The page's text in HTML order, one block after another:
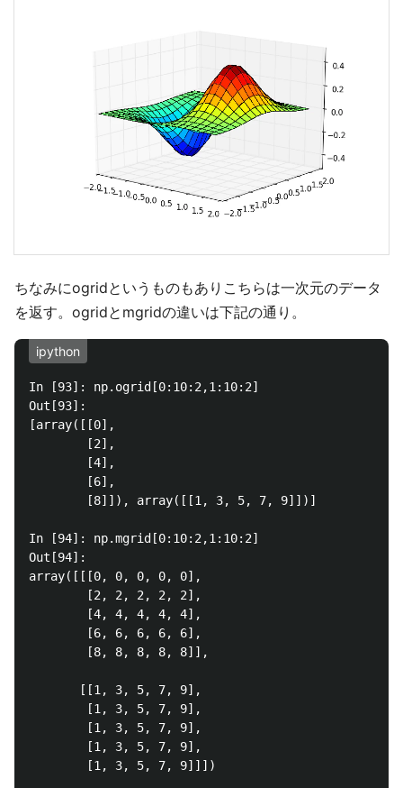
ちなみにogridというものもありこちらは一次元のデータ
を返す。ogridとmgridの違いは下記の通り。
ipython
In [93]: np.ogrid[0:10:2,1:10:2]
Out[93]:
[array([[0],
        [2],
        [4],
        [6],
        [8]]), array([[1, 3, 5, 7, 9]])]
In [94]: np.mgrid[0:10:2,1:10:2]
Out[94]:
array([[[0, 0, 0, 0, 0],
        [2, 2, 2, 2, 2],
        [4, 4, 4, 4, 4],
        [6, 6, 6, 6, 6],
        [8, 8, 8, 8, 8]],
       [[1, 3, 5, 7, 9],
        [1, 3, 5, 7, 9],
        [1, 3, 5, 7, 9],
        [1, 3, 5, 7, 9],
        [1, 3, 5, 7, 9]]])